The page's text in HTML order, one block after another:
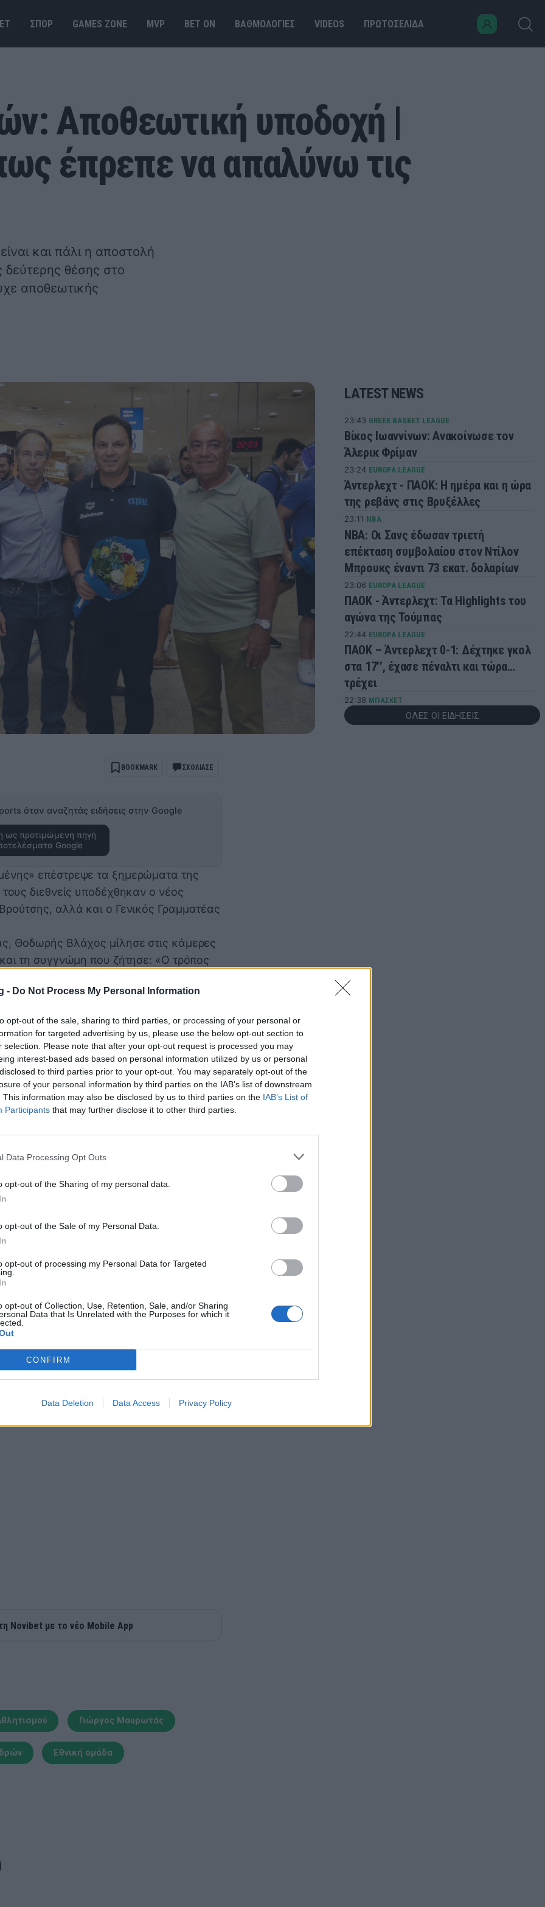
- Do Not Process My Personal Information
opt-out of the sale, sharing to third parties, or processing of your personal or
for targeted advertising by us, please use the below opt-out section to
selection. Please note that after your opt-out request is processed you may
interest-based ads based on personal information utilized by us or personal
to third parties prior to your opt-out. You may separately opt-out of the
of your personal information by third parties on the IAB’s list of downstream
This information may also be disclosed by us to third parties on the IAB’s List of
Participants that may further disclose it to other third parties.
Data Processing Opt Outs
opt-out of the Sharing of my personal data.
opt-out of the Sale of my Personal Data.
opt-out of processing my Personal Data for Targeted
opt-out of Collection, Use, Retention, Sale, and/or Sharing
Data that Is Unrelated with the Purposes for which it
CONFIRM
Data Deletion Data Access Privacy Policy
ΣΠΟΡ GAMES ΖΟΝΕ MVP BET ΟΝ ΒΑΘΜΟΛΟΓΙΕΣ VIDEOS ΠΡΩΤΟΣΕΛΙΔΑ
Αποθεωτική υποδοχή |
έπρεπε να απαλύνω τις
και πάλι η αποστολή
θέσης στο
αποθεωτικής
BOOKMARK ΣΧΟΛΙΑΣΕ
όταν αναζητάς ειδήσεις στην Google
ως προτιμώμενη πηγή
Google
επέστρεψε τα ξημερώματα της
διεθνείς υποδέχθηκαν ο νέος
αλλά και ο Γενικός Γραμματέας
Θοδωρής Βλάχος μίλησε στις κάμερες
τη συγγνώμη που ζήτησε: «Ο τρόπος
Μας άφησε μία πικρία.
μας ανθρώπους και απλούς
κάτι σημαντικό στη Φουκουόκα.
για να απαλύνω τις ευθύνες για τους
από τα παιδιά και τον κόσμο για την
σχολίασε: «Μαζί χάνουμε,
αυτό που έκανε ο προπονητής.
ξανά η Εθνική πόλο στο παρελθόν.
δεν σημαίνει πως μειώνει αυτό την
Γραμματέας Αθλητισμού, Γιώργος
είδε την ομάδα που μας έχει κάνει
από το αργυρό μετάλλιο, πήραν
Αθλητισμού, ανέφερε: «Είμαι
μου μέρες στο υπουργείο είχα την χαρά
του κόσμου, γιατί στις καρδιές
Novibet με το νέο Mobile App
Γιώργος Μαυρωτάς
Εθνική ομάδα
LATEST NEWS
23:43 GREEK BASKET LEAGUE
Βίκος Ιωαννίνων: Ανακοίνωσε τον
Άλερικ Φρίμαν
23:24 EUROPA LEAGUE
Άντερλεχτ - ΠΑΟΚ: Η ημέρα και η ώρα
της ρεβάνς στις Βρυξέλλες
23:11 NBA
ΝΒΑ: Οι Σανς έδωσαν τριετή
επέκταση συμβολαίου στον Ντίλον
Μπρουκς έναντι 73 εκατ. δολαρίων
23:06 EUROPA LEAGUE
ΠΑΟΚ - Άντερλεχτ: Τα Highlights του
αγώνα της Τούμπας
22:44 EUROPA LEAGUE
ΠΑΟΚ – Άντερλεχτ 0-1: Δέχτηκε γκολ
στα 17’’, έχασε πέναλτι και τώρα…
τρέχει
22:38 ΜΠΑΣΚΕΤ
«Ο Σμάιλαγκιτς συμφώνησε με την
Ρομέρο»
21:24
ΟΛΕΣ ΟΙ ΕΙΔΗΣΕΙΣ